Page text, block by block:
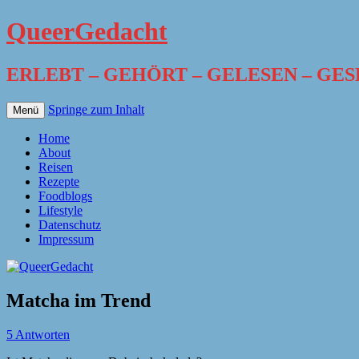
QueerGedacht
ERLEBT – GEHÖRT – GELESEN –
Menü Springe zum Inhalt
Home
About
Reisen
Rezepte
Foodblogs
Lifestyle
Datenschutz
Impressum
Matcha im Trend
5 Antworten